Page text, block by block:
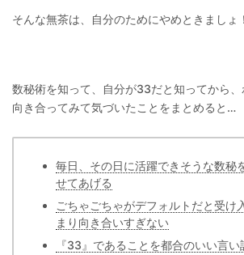
そんな無茶は、自分のためにやめときましょ！
数秘術を知って、自分が33だと知ってから、
向き合ってみて気づいたことをまとめると…
毎日、その日に活躍できそうな数秘
せてあげる
ごちゃごちゃがデフォルトだと受け
まり向き合いすぎない
『33』であることを都合のいい言